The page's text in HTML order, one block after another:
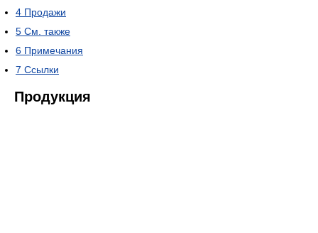
4 Продажи
5 См. также
6 Примечания
7 Ссылки
Продукция